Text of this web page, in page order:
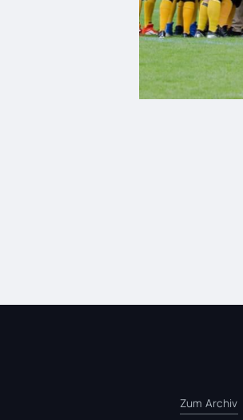
Zum Archiv